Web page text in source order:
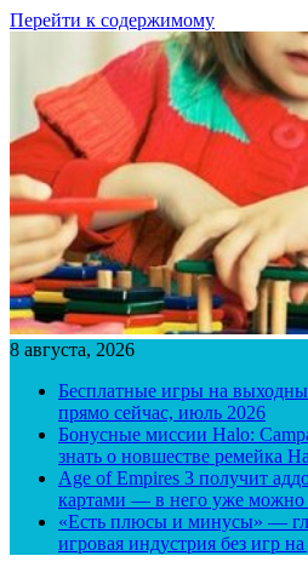
Перейти к содержимому
8 августа, 2026
Бесплатные игры на
прямо сейчас, июль 2026
Бонусные миссии Halo:
знать о новшестве ремейка
Age of Empires 3 получит
картами — в него уже можно
«Есть плюсы и минусы» —
игровая индустрия без игр